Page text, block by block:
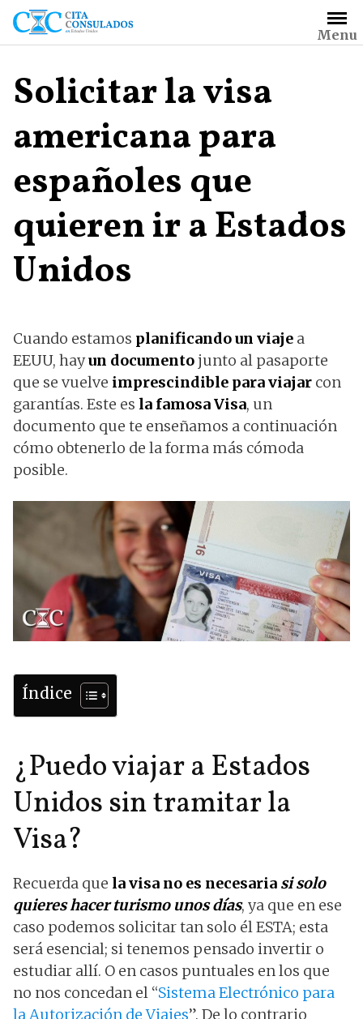
Saltar
contenido
Menu
Solicitar la visa
americana para
españoles que
quieren ir a Estados
Unidos
Cuando estamos planificando un viaje a
EEUU, hayun documento junto al pasaporte
que se vuelve imprescindible para viajar con
garantías. Este es la famosa Visa, un
documento que te enseñamos a continuación
cómo obtenerlo de la forma más cómoda
posible.
Índice
¿Puedo viajar a Estados
Unidos sin tramitar la
Visa?
Recuerda que la visa no es necesaria si solo
quieres hacer turismo unos días, ya que en ese
caso podemos solicitar tan solo él ESTA; esta
será esencial; si tenemos pensado invertir o
estudiar allí. O en casos puntuales en los que
no nos concedan el “Sistema Electrónico para
la Autorización de Viajes”. De lo contrario